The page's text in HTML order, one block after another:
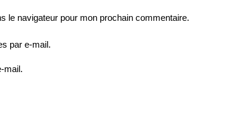
le navigateur pour mon prochain commentaire.
par e-mail.
mail.